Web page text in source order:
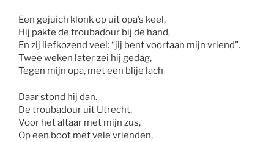
Een gejuich klonk op uit opa’s keel,
Hij pakte de troubadour bij de hand,
En zij liefkozend veel: “jij bent voortaan mijn vriend”.
Twee weken later zei hij gedag,
Tegen mijn opa, met een blije lach
Daar stond hij dan.
De troubadour uit Utrecht.
Voor het altaar met mijn zus,
Op een boot met vele vrienden,